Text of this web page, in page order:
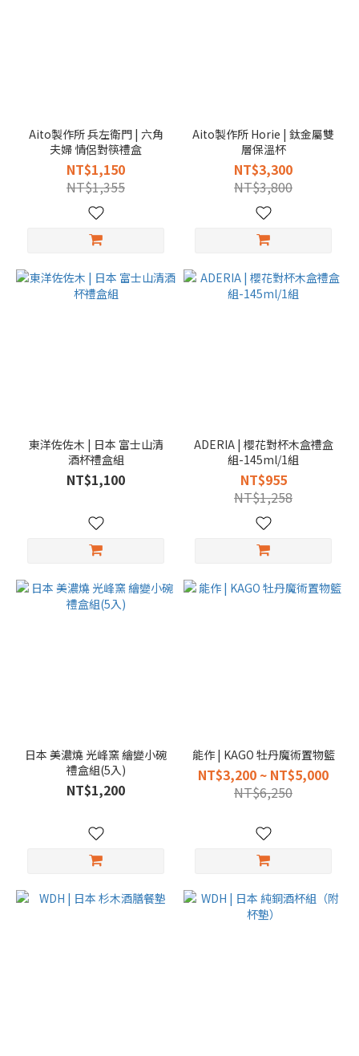
Aito製作所 兵左衛門 | 六角
夫婦 情侶對筷禮盒
NT$1,150
NT$1,355
Aito製作所 Horie | 鈦金屬雙
層保溫杯
NT$3,300
NT$3,800
東洋佐佐木 | 日本 富士山清
酒杯禮盒組
NT$1,100
ADERIA | 櫻花對杯木盒禮盒
組-145ml/1組
NT$955
NT$1,258
日本 美濃燒 光峰窯 繪變小碗
禮盒組(5入)
NT$1,200
能作 | KAGO 牡丹魔術置物籃
NT$3,200 ~ NT$5,000
NT$6,250